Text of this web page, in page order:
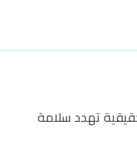
تهدد سلامة